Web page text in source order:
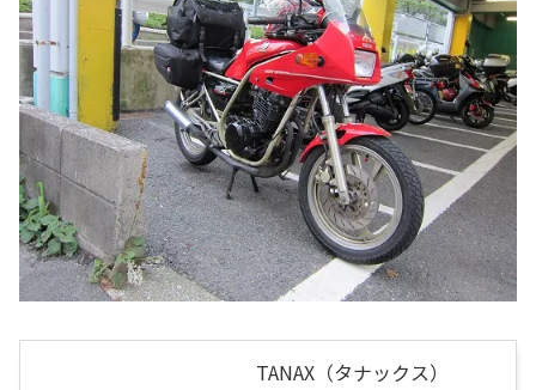
TANAX（タナックス）